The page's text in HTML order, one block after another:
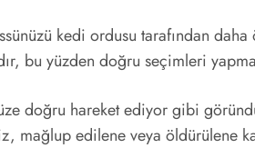
kedi ordusu tarafından
bu yüzden doğru seçimleri
doğru hareket ediyor gibi
mağlup edilene veya öldürülene